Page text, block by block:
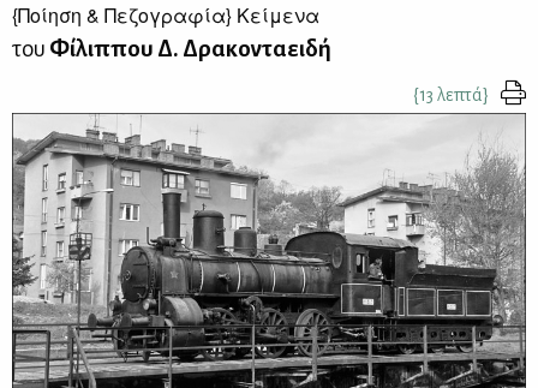
{Ποίηση & Πεζογραφία} Κείμενα
του Φίλιππου Δ. Δρακονταειδή
{13 λεπτά}